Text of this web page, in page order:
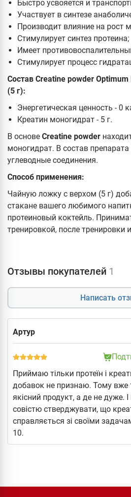
Быстро усвояется и
Участвует в синтезе
Производит влияние на
Стимулирует синтез протеина;
Имеет
Стимулирует процесс
Состав Creatine powder
(5 г):
Энергетическая ценность - 0
Креатин моногидрат - 5 г.
В основе Creatine powder
моногидрат. В состав
углеводные соединения.
Способ применения:
Чайную ложку с верхом (5 г)
стакане вашего любимого
протеиновый коктейль.
тренировкой, после тренировки
Отзывы покупателей 1
Написать
Артур
Приймаю тільки протеїн і
добавок не признаю. Тому вже
якісний продукт, а де не дуже.
совістю стверджувати, що
справляється зі своїми
10.